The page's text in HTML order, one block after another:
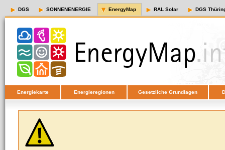
DGS SONNENENERGIE EnergyMap RAL Solar DGS
Energiekarte Energieregionen Gesetzliche Grundlagen